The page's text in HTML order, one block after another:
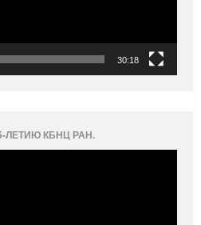
30:18
ЛЕТИЮ КБНЦ РАН.